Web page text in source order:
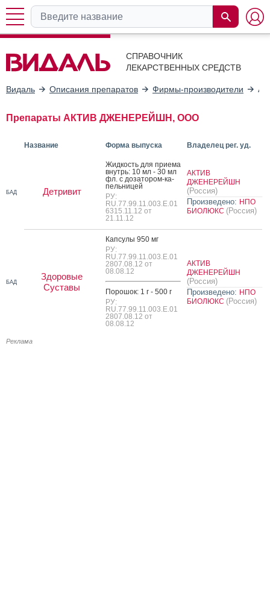
СПРАВОЧНИК
ЛЕКАРСТВЕННЫХ СРЕДСТВ
Видаль Описания препаратов Фирмы-производители
Препараты АКТИВ ДЖЕНЕРЕЙШН, ООО
Название Форма выпуска Владелец рег. уд.
БАД Детривит
Жид­кость для при­ема
внутрь: 10 мл - 30 мл
фл. с до­зато­ром-ка­
пель­ни­цей
РУ:
RU.77.99.11.003.Е.01
6315.11.12 от
21.11.12
АКТИВ
ДЖЕНЕРЕЙШН
(Россия)
Произведено: НПО
БИОЛЮКС (Россия)
БАД
Здоровые
Суставы
Кап­су­лы 950 мг
РУ:
RU.77.99.11.003.Е.01
2807.08.12 от
08.08.12
По­рошок: 1 г - 500 г
РУ:
RU.77.99.11.003.Е.01
2807.08.12 от
08.08.12
АКТИВ
ДЖЕНЕРЕЙШН
(Россия)
Произведено: НПО
БИОЛЮКС (Россия)
Реклама